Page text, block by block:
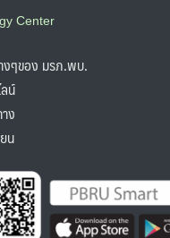
Center
ๆของ มรภ.พบ.
น์
ง
น